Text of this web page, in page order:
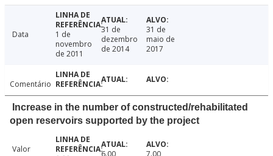
Data
1 de
novembro
de 2011
31 de
dezembro
de 2014
31 de
maio de
2017
Comentário
Increase in the number of constructed/rehabilitated
open reservoirs supported by the project
Valor